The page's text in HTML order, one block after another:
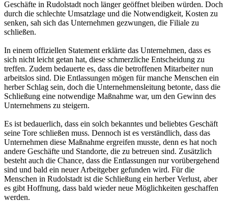
Geschäfte in Rudolstadt noch länger geöffnet bleiben würden. Doch
durch die schlechte Umsatzlage und die Notwendigkeit, Kosten zu
senken, sah sich das Unternehmen gezwungen, die Filiale zu
schließen.
In einem offiziellen Statement erklärte das Unternehmen, dass es
sich nicht leicht getan hat, diese schmerzliche Entscheidung zu
treffen. Zudem bedauerte es, dass die betroffenen Mitarbeiter nun
arbeitslos sind. Die Entlassungen mögen für manche Menschen ein
herber Schlag sein, doch die Unternehmensleitung betonte, dass die
Schließung eine notwendige Maßnahme war, um den Gewinn des
Unternehmens zu steigern.
Es ist bedauerlich, dass ein solch bekanntes und beliebtes Geschäft
seine Tore schließen muss. Dennoch ist es verständlich, dass das
Unternehmen diese Maßnahme ergreifen musste, denn es hat noch
andere Geschäfte und Standorte, die zu betreuen sind. Zusätzlich
besteht auch die Chance, dass die Entlassungen nur vorübergehend
sind und bald ein neuer Arbeitgeber gefunden wird. Für die
Menschen in Rudolstadt ist die Schließung ein herber Verlust, aber
es gibt Hoffnung, dass bald wieder neue Möglichkeiten geschaffen
werden.